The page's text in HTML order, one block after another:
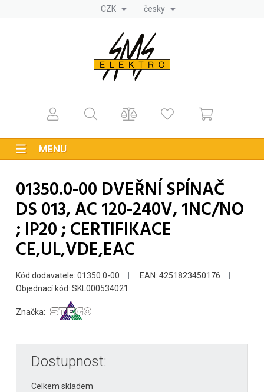
CZK česky
MENU
01350.0-00 DVEŘNÍ SPÍNAČ
DS 013, AC 120-240V, 1NC/NO
; IP20 ; CERTIFIKACE
CE,UL,VDE,EAC
Kód dodavatele: 01350.0-00
EAN: 4251823450176
Objednací kód: SKL000534021
Značka:
Dostupnost:
Celkem skladem